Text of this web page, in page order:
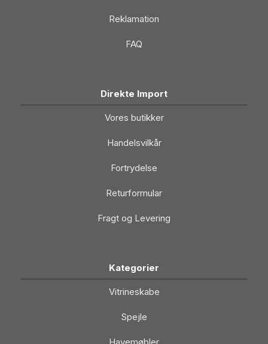
Reklamation
FAQ
Direkte Import
Vores butikker
Handelsvilkår
Fortrydelse
Returformular
Fragt og Levering
Kategorier
Vitrineskabe
Spejle
Havemøbler